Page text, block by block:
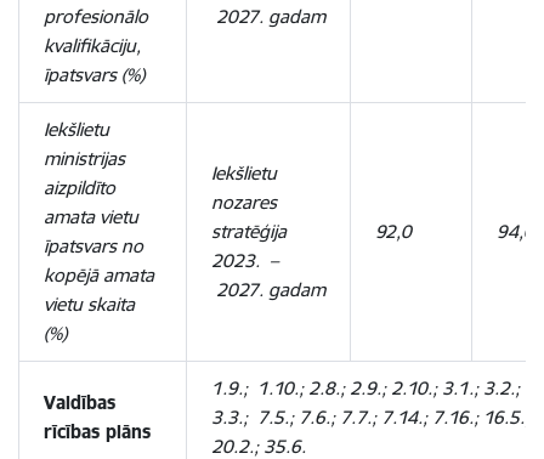
profesionālo
kvalifikāciju,
īpatsvars (%)
2027. gadam
Iekšlietu
ministrijas
aizpildīto
amata vietu
īpatsvars no
kopējā amata
vietu skaita
(%)
Iekšlietu
nozares
stratēģija
2023. –
2027. gadam
92,0 94,0
Valdības
rīcības plāns
1.9.; 1.10.; 2.8.; 2.9.; 2.10.; 3.1.; 3.2.;
3.3.; 7.5.; 7.6.; 7.7.; 7.14.; 7.16.; 16.5.;
20.2.; 35.6.